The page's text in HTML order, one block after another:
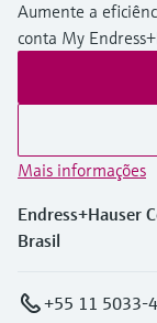
Aumente a
conta My
Mais informações
Endress+Hauser
Brasil
+55 11 5033-